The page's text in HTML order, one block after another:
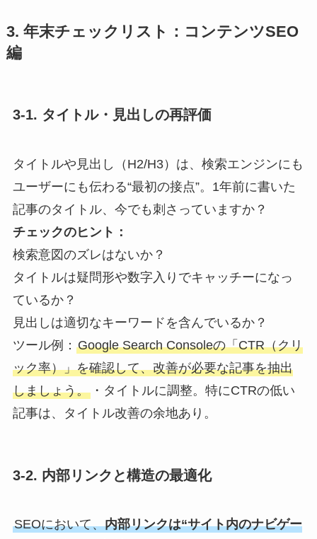
3. 年末チェックリスト：コンテンツSEO
編
3-1. タイトル・見出しの再評価
タイトルや見出し（H2/H3）は、検索エンジンにも
ユーザーにも伝わる“最初の接点”。1年前に書いた
記事のタイトル、今でも刺さっていますか？
チェックのヒント：
検索意図のズレはないか？
タイトルは疑問形や数字入りでキャッチーになっ
ているか？
見出しは適切なキーワードを含んでいるか？
ツール例： Google Search Consoleの「CTR（クリ
ック率）」を確認して、改善が必要な記事を抽出
しましょう。・タイトルに調整。特にCTRの低い
記事は、タイトル改善の余地あり。
3-2. 内部リンクと構造の最適化
SEOにおいて、内部リンクは“サイト内のナビゲー